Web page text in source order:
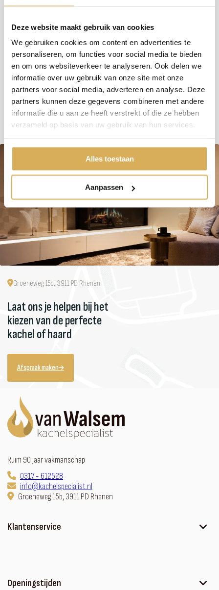
Deze website maakt gebruik van cookies
We gebruiken cookies om content en advertenties te
personaliseren, om functies voor social media te bieden
en om ons websiteverkeer te analyseren. Ook delen we
informatie over uw gebruik van onze site met onze
partners voor social media, adverteren en analyse. Deze
partners kunnen deze gegevens combineren met andere
informatie die u aan ze heeft verstrekt of die ze hebben
verzameld op basis van uw gebruik van hun services.
Alles toestaan
Aanpassen
glimlach (en een kop koffie, als je wilt)!
Meer weten over onze haarden?
Neem contact op
Specificaties:
Groeneweg 15b, 3911 PD Rhenen
Laat ons je helpen bij het
kiezen van de perfecte
kachel of haard
Afspraak maken
Ruim 90 jaar vakmanschap
0317 - 612528
info@kachelspecialist.nl
Groeneweg 15b, 3911 PD Rhenen
Klantenservice
Sfeerhaard met meubel
Openingstijden